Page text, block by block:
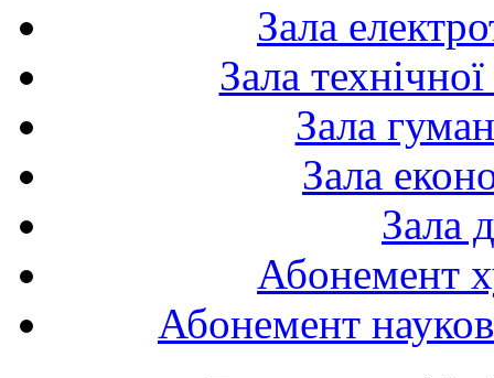
Зала
Зала
Зала
Зала
Зала
Абонемент
Абонемент